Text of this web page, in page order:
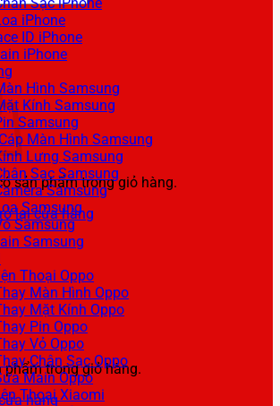
sản phẩm trong giỏ hàng.
lại cửa hàng
phẩm trong giỏ hàng.
hàng
iPhone
ID iPhone
iPhone
Hình Samsung
Kính Samsung
Samsung
Màn Hình Samsung
Lưng Samsung
Sạc Samsung
Samsung
Samsung
Samsung
Samsung
Thoại Oppo
Màn Hình Oppo
Mặt Kính Oppo
Pin Oppo
Vỏ Oppo
Chân Sạc Oppo
Main Oppo
Thoại Xiaomi